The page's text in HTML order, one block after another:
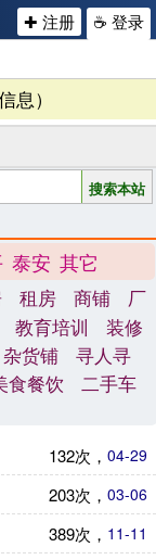
☕ 登录
✚ 注册
息）
泰安 其它
租房 商铺
厂
教育培训
装修
杂货铺
寻人寻
食餐饮
二手车
04-29
132次，
03-06
203次，
11-11
389次，